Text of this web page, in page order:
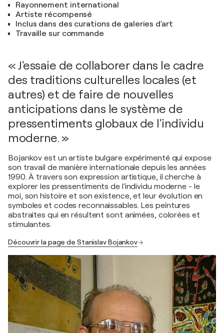
Rayonnement international
Artiste récompensé
Inclus dans des curations de galeries d'art
Travaille sur commande
« J'essaie de collaborer dans le cadre
des traditions culturelles locales (et
autres) et de faire de nouvelles
anticipations dans le système de
pressentiments globaux de l'individu
moderne. »
Bojankov est un artiste bulgare expérimenté qui expose
son travail de manière internationale depuis les années
1990. À travers son expression artistique, il cherche à
explorer les pressentiments de l'individu moderne - le
moi, son histoire et son existence, et leur évolution en
symboles et codes reconnaissables. Les peintures
abstraites qui en résultent sont animées, colorées et
stimulantes.
Découvrir la page de Stanislav Bojankov